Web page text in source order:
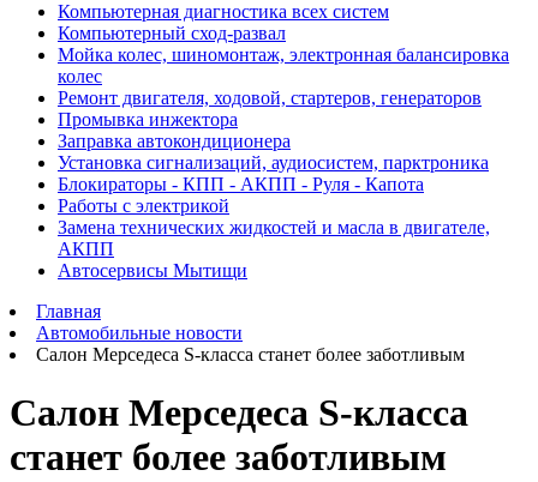
Компьютерная диагностика всех систем
Компьютерный сход-развал
Мойка колес, шиномонтаж, электронная балансировка
колес
Ремонт двигателя, ходовой, стартеров, генераторов
Промывка инжектора
Заправка автокондиционера
Установка сигнализаций, аудиосистем, парктроника
Блокираторы - КПП - АКПП - Руля - Капота
Работы с электрикой
Замена технических жидкостей и масла в двигателе,
АКПП
Автосервисы Мытищи
Главная
Автомобильные новости
Салон Мерседеса S-класса станет более заботливым
Салон Мерседеса S-класса
станет более заботливым